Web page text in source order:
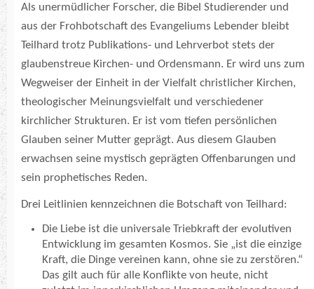
Als unermüdlicher Forscher, die Bibel Studierender und
aus der Frohbotschaft des Evangeliums Lebender bleibt
Teilhard trotz Publikations- und Lehrverbot stets der
glaubenstreue Kirchen- und Ordensmann. Er wird uns zum
Wegweiser der Einheit in der Vielfalt christlicher Kirchen,
theologischer Meinungsvielfalt und verschiedener
kirchlicher Strukturen. Er ist vom tiefen persönlichen
Glauben seiner Mutter geprägt. Aus diesem Glauben
erwachsen seine mystisch geprägten Offenbarungen und
sein prophetisches Reden.
Drei Leitlinien kennzeichnen die Botschaft von Teilhard:
Die Liebe ist die universale Triebkraft der evolutiven
Entwicklung im gesamten Kosmos. Sie „ist die einzige
Kraft, die Dinge vereinen kann, ohne sie zu zerstören.“
Das gilt auch für alle Konflikte von heute, nicht